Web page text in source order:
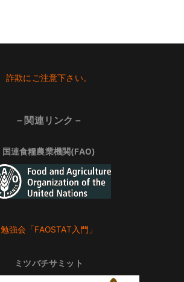
詐欺にご注意下さい。
－関連リンク－
国連食糧農業機関(FAO)
勉強会「FAOSTAT入門」
ミツバチサミット